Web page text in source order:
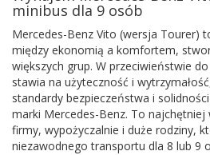
minibus dla 9 osób
Mercedes-Benz Vito (wersja Tourer)
między ekonomią a komfortem,
większych grup. W przeciwieństwie
stawia na użyteczność i
standardy bezpieczeństwa i
marki Mercedes-Benz. To
firmy, wypożyczalnie i duże rodziny,
niezawodnego transportu dla 8 lub 9